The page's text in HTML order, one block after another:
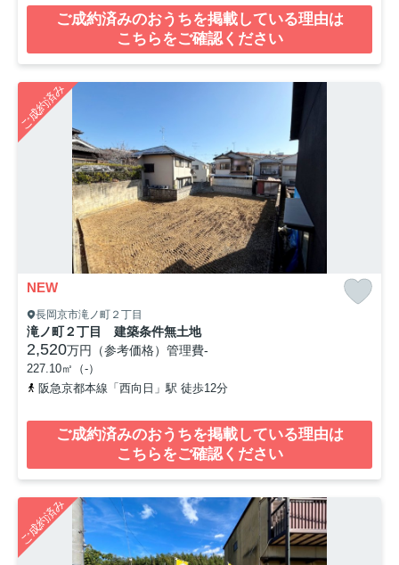
ご成約済みのおうちを掲載している理由は
こちらをご確認ください
ご成約済み
NEW
長岡京市滝ノ町２丁目
滝ノ町２丁目 建築条件無土地
2,520万円（参考価格） 管理費-
227.10㎡（-）
阪急京都本線「西向日」駅 徒歩12分
ご成約済みのおうちを掲載している理由は
こちらをご確認ください
ご成約済み